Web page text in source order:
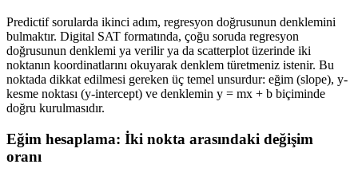
Predictif sorularda ikinci adım, regresyon doğrusunun denklemini
bulmaktır. Digital SAT formatında, çoğu soruda regresyon
doğrusunun denklemi ya verilir ya da scatterplot üzerinde iki
noktanın koordinatlarını okuyarak denklem türetmeniz istenir. Bu
noktada dikkat edilmesi gereken üç temel unsurdur: eğim (slope), y-
kesme noktası (y-intercept) ve denklemin y = mx + b biçiminde
doğru kurulmasıdır.
Eğim hesaplama: İki nokta arasındaki değişim
oranı